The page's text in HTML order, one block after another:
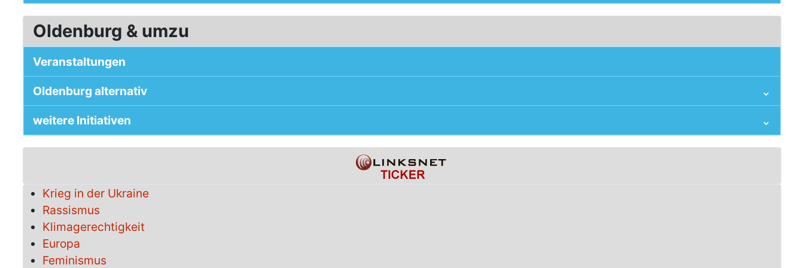
Oldenburg & umzu
Veranstaltungen
Oldenburg alternativ
weitere Initiativen
Krieg in der Ukraine
Rassismus
Klimagerechtigkeit
Europa
Feminismus